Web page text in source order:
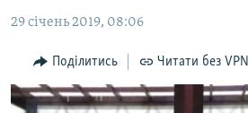
основної
Перейти
до
пошуку
БЛОГИ
ПОГЛЯД
ІНТЕРВ'Ю
29 січень 2019, 08:06
Поділитись Читати без VPN